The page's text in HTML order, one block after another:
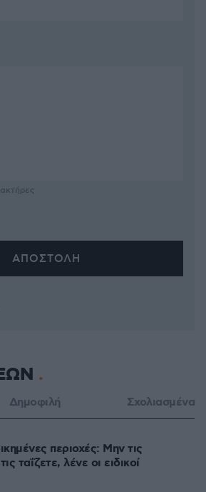
Δημοφιλή Σχολιασμένα
περιοχές: Μην τις
ταΐζετε, λένε οι ειδικοί